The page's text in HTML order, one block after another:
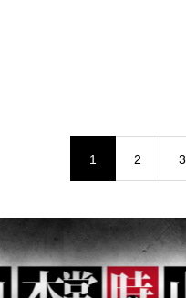
1 2 3